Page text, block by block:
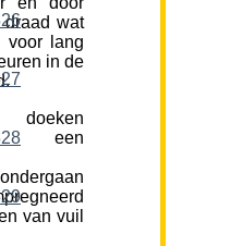
draad wat
voor lang
in de
doeken
een
van vuil